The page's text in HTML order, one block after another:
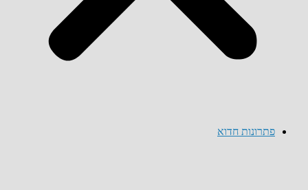
פתרונות חדוא